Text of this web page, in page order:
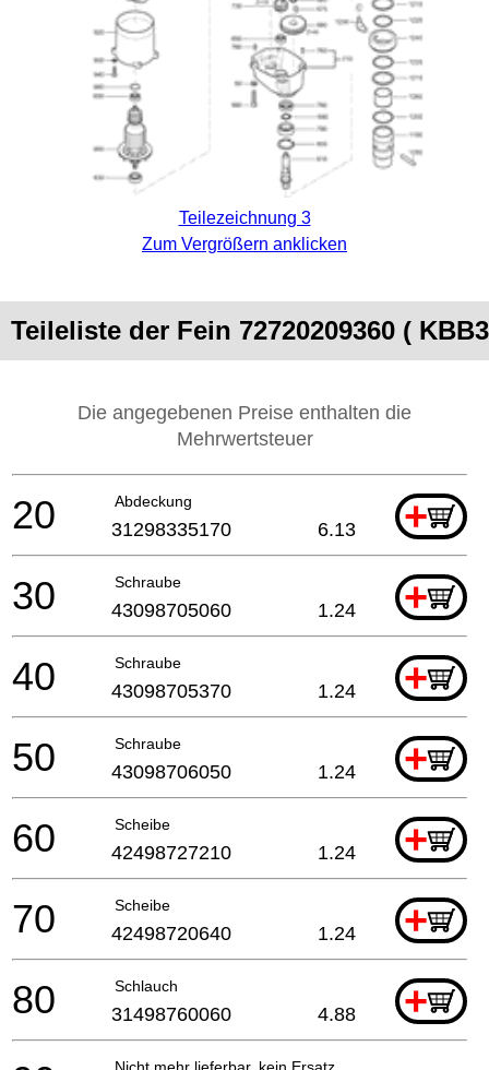
Teilezeichnung 3
Zum Vergrößern anklicken
Teileliste der Fein 72720209360 (
Die angegebenen Preise enthalten die
Mehrwertsteuer
Abdeckung +
20 31298335170 6.13
Schraube +
30 43098705060 1.24
Schraube +
40 43098705370 1.24
Schraube +
50 43098706050 1.24
Scheibe +
60 42498727210 1.24
Scheibe +
70 42498720640 1.24
Schlauch +
80 31498760060 4.88